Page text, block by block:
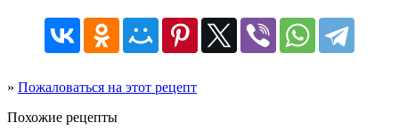
» Пожаловаться на этот рецепт
Похожие рецепты